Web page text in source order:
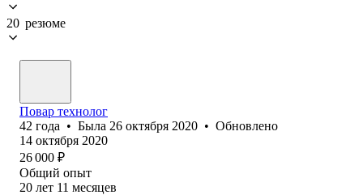
20 резюме
Повар технолог
42 года • Была 26 октября 2020 • Обновлено
14 октября 2020
26 000 ₽
Общий опыт
20 лет 11 месяцев